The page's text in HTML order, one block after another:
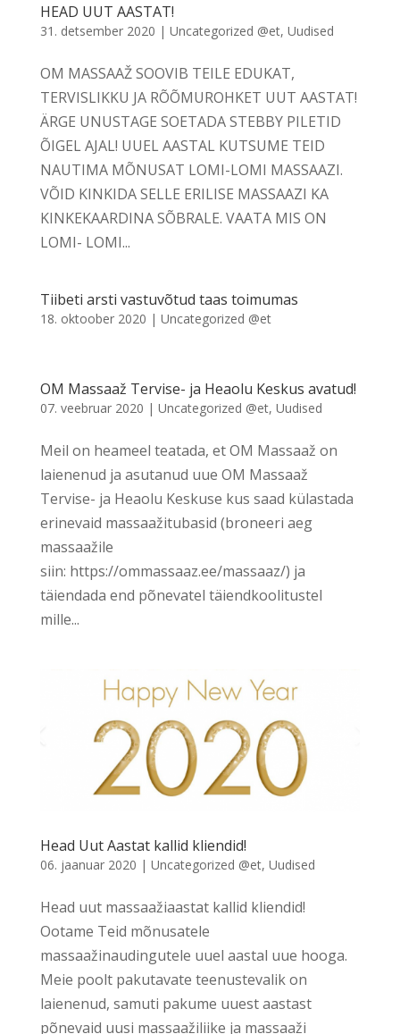
HEAD UUT AASTAT!
31. detsember 2020 | Uncategorized @et, Uudised
OM MASSAAŽ SOOVIB TEILE EDUKAT,
TERVISLIKKU JA RÕÕMUROHKET UUT AASTAT!
ÄRGE UNUSTAGE SOETADA STEBBY PILETID
ÕIGEL AJAL! UUEL AASTAL KUTSUME TEID
NAUTIMA MÕNUSAT LOMI-LOMI MASSAAZI.
VÕID KINKIDA SELLE ERILISE MASSAAZI KA
KINKEKAARDINA SÕBRALE. VAATA MIS ON
LOMI- LOMI...
Tiibeti arsti vastuvõtud taas toimumas
18. oktoober 2020 | Uncategorized @et
OM Massaaž Tervise- ja Heaolu Keskus avatud!
07. veebruar 2020 | Uncategorized @et, Uudised
Meil on heameel teatada, et OM Massaaž on
laienenud ja asutanud uue OM Massaaž
Tervise- ja Heaolu Keskuse kus saad külastada
erinevaid massaažitubasid (broneeri aeg
massaažile
siin: https://ommassaaz.ee/massaaz/) ja
täiendada end põnevatel täiendkoolitustel
mille...
Head Uut Aastat kallid kliendid!
06. jaanuar 2020 | Uncategorized @et, Uudised
Head uut massaažiaastat kallid kliendid!
Ootame Teid mõnusatele
massaažinaudingutele uuel aastal uue hooga.
Meie poolt pakutavate teenustevalik on
laienenud, samuti pakume uuest aastast
põnevaid uusi massaažiliike ja massaaži